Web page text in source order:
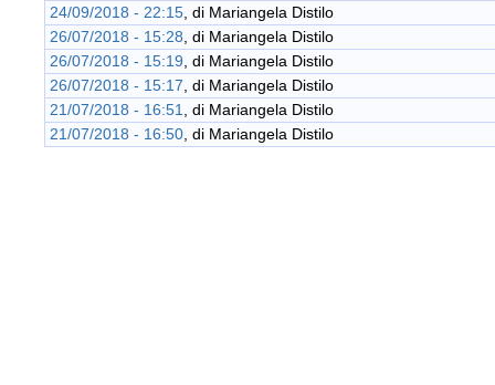
24/09/2018 - 22:15 , di Mariangela Distilo
26/07/2018 - 15:28 , di Mariangela Distilo
26/07/2018 - 15:19 , di Mariangela Distilo
26/07/2018 - 15:17 , di Mariangela Distilo
21/07/2018 - 16:51
, di Mariangela Distilo
21/07/2018 - 16:50 , di Mariangela Distilo